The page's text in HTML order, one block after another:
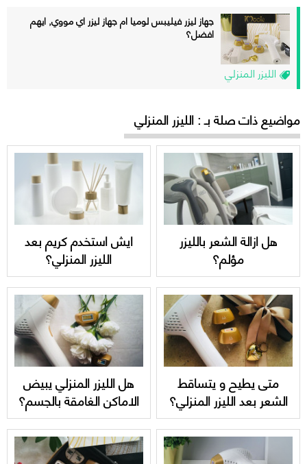
الليزر المنزلي
جهاز ليزر فيليبس لوميا ام جهاز ليزر اي مووي, ايهم
افضل؟
مواضيع ذات صلة بـ : الليزر المنزلي
هل ازالة الشعر بالليزر
مؤلم؟
ايش استخدم كريم بعد
الليزر المنزلي؟
متى يطيح و يتساقط
الشعر بعد الليزر المنزلي؟
هل الليزر المنزلي يبيض
الاماكن الغامقة بالجسم؟